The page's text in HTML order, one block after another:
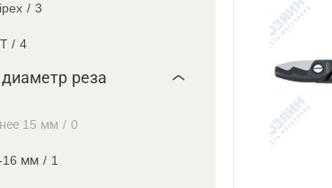
/ 3
/ 4
реза
15 мм / 0
16 мм / 1